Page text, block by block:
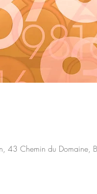
43 Chemin du